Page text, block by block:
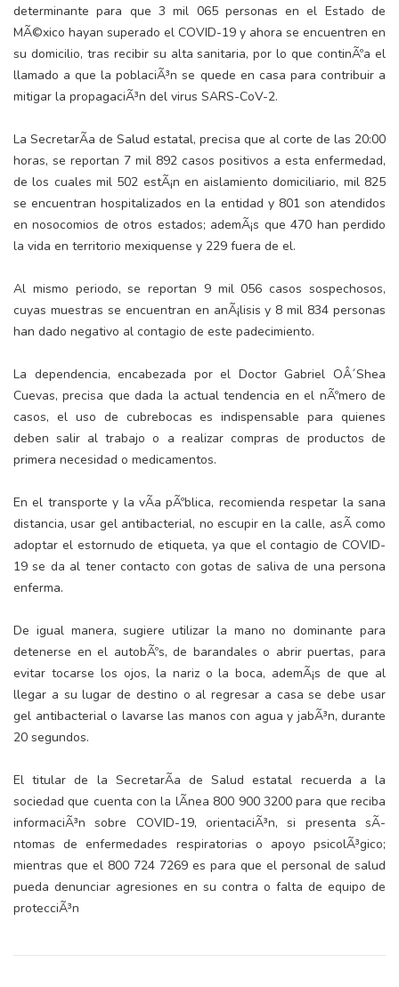
determinante para que 3 mil 065 personas en el Estado de
MÃ©xico hayan superado el COVID-19 y ahora se encuentren en
su domicilio, tras recibir su alta sanitaria, por lo que continÃºa el
llamado a que la poblaciÃ³n se quede en casa para contribuir a
mitigar la propagaciÃ³n del virus SARS-CoV-2.
La SecretarÃ­a de Salud estatal, precisa que al corte de las 20:00
horas, se reportan 7 mil 892 casos positivos a esta enfermedad,
de los cuales mil 502 estÃ¡n en aislamiento domiciliario, mil 825
se encuentran hospitalizados en la entidad y 801 son atendidos
en nosocomios de otros estados; ademÃ¡s que 470 han perdido
la vida en territorio mexiquense y 229 fuera de el.
Al mismo periodo, se reportan 9 mil 056 casos sospechosos,
cuyas muestras se encuentran en anÃ¡lisis y 8 mil 834 personas
han dado negativo al contagio de este padecimiento.
La dependencia, encabezada por el Doctor Gabriel OÂ´Shea
Cuevas, precisa que dada la actual tendencia en el nÃºmero de
casos, el uso de cubrebocas es indispensable para quienes
deben salir al trabajo o a realizar compras de productos de
primera necesidad o medicamentos.
En el transporte y la vÃ­a pÃºblica, recomienda respetar la sana
distancia, usar gel antibacterial, no escupir en la calle, asÃ­ como
adoptar el estornudo de etiqueta, ya que el contagio de COVID-
19 se da al tener contacto con gotas de saliva de una persona
enferma.
De igual manera, sugiere utilizar la mano no dominante para
detenerse en el autobÃºs, de barandales o abrir puertas, para
evitar tocarse los ojos, la nariz o la boca, ademÃ¡s de que al
llegar a su lugar de destino o al regresar a casa se debe usar
gel antibacterial o lavarse las manos con agua y jabÃ³n, durante
20 segundos.
El titular de la SecretarÃ­a de Salud estatal recuerda a la
sociedad que cuenta con la lÃ­nea 800 900 3200 para que reciba
informaciÃ³n sobre COVID-19, orientaciÃ³n, si presenta sÃ­
ntomas de enfermedades respiratorias o apoyo psicolÃ³gico;
mientras que el 800 724 7269 es para que el personal de salud
pueda denunciar agresiones en su contra o falta de equipo de
protecciÃ³n